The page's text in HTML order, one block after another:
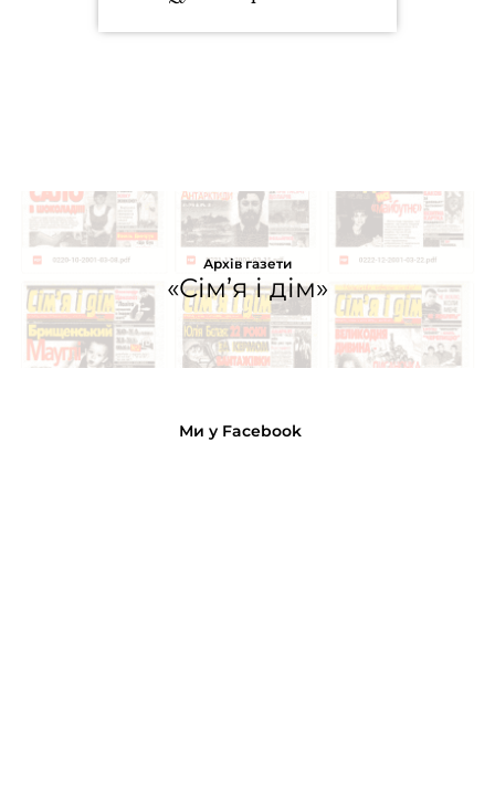
Архів газети
«Сім’я і дім»
Ми у Facebook